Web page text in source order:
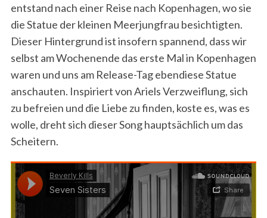
entstand nach einer Reise nach Kopenhagen, wo sie
die Statue der kleinen Meerjungfrau besichtigten.
Dieser Hintergrund ist insofern spannend, dass wir
selbst am Wochenende das erste Mal in Kopenhagen
waren und uns am Release-Tag ebendiese Statue
anschauten. Inspiriert von Ariels Verzweiflung, sich
zu befreien und die Liebe zu finden, koste es, was es
wolle, dreht sich dieser Song hauptsächlich um das
Scheitern.